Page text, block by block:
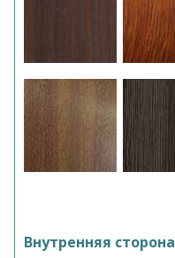
Внутренняя сторона